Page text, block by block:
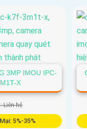
3MP IMOU IPC-
X
Liên hệ
5%-35%